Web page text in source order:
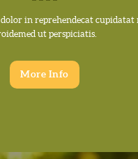
in reprehendecat cupidatat
ut perspiciatis.
More Info